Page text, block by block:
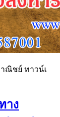
ณิชย์ ทาวน์เ
าง